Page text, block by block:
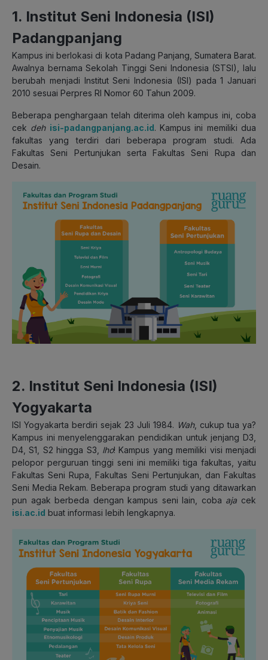
1. Institut Seni Indonesia (ISI)
Padangpanjang
Kampus ini berlokasi di kota Padang Panjang, Sumatera Barat.
Awalnya bernama Sekolah Tinggi Seni Indonesia (STSI), lalu
berubah menjadi Institut Seni Indonesia (ISI) pada 1 Januari
2010 sesuai Perpres RI Nomor 60 Tahun 2009.
Beberapa penghargaan telah diterima oleh kampus ini, coba
cek deh isi-padangpanjang.ac.id. Kampus ini memiliki dua
fakultas yang terdiri dari beberapa program studi. Ada
Fakultas Seni Pertunjukan serta Fakultas Seni Rupa dan
Desain.
2. Institut Seni Indonesia (ISI)
Yogyakarta
ISI Yogyakarta berdiri sejak 23 Juli 1984. Wah, cukup tua ya?
Kampus ini menyelenggarakan pendidikan untuk jenjang D3,
D4, S1, S2 hingga S3, lho! Kampus yang memiliki visi menjadi
pelopor perguruan tinggi seni ini memiliki tiga fakultas, yaitu
Fakultas Seni Rupa, Fakultas Seni Pertunjukan, dan Fakultas
Seni Media Rekam. Beberapa program studi yang ditawarkan
pun agak berbeda dengan kampus seni lain, coba aja cek
isi.ac.id buat informasi lebih lengkapnya.